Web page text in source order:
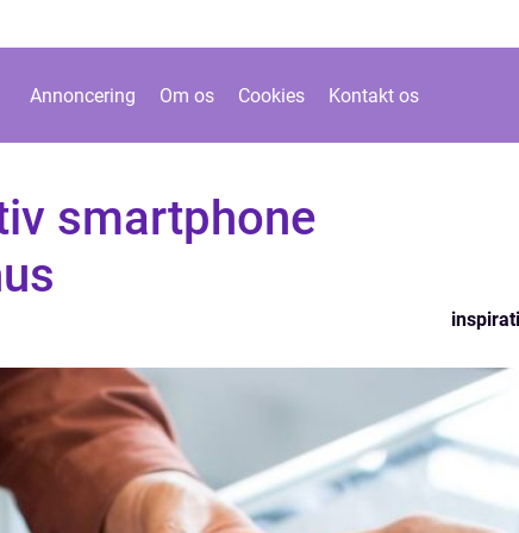
Annoncering Om os Cookies Kontakt os
smartphone